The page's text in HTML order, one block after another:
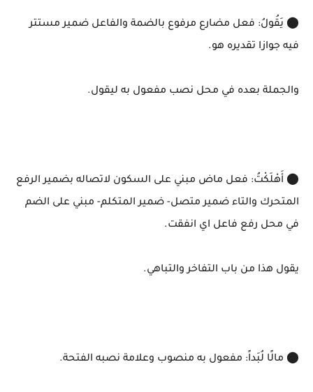
⬤ يَقُولُ: فعل مضارع مرفوع بالضمة والفاعل ضمير مستتر
فيه جوازا تقديره هو.
والجملة بعده في محل نصب مفعول به ليقول.
⬤ أَهْلَكْتُ: فعل ماض مبني على السكون لاتصاله بضمير الرفع
المتحرك والتاء ضمير متصل- ضمير المتكلم- مبني على الضم
في محل رفع فاعل اي انفقت.
يقول هذا من باب التفاخر والتباهي.
⬤ مالًا لُبَداً: مفعول به منصوب وعلامة نصبه الفتحة.